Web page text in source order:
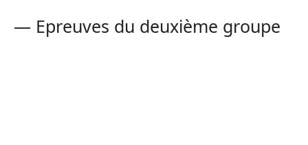
— Epreuves du deuxième groupe